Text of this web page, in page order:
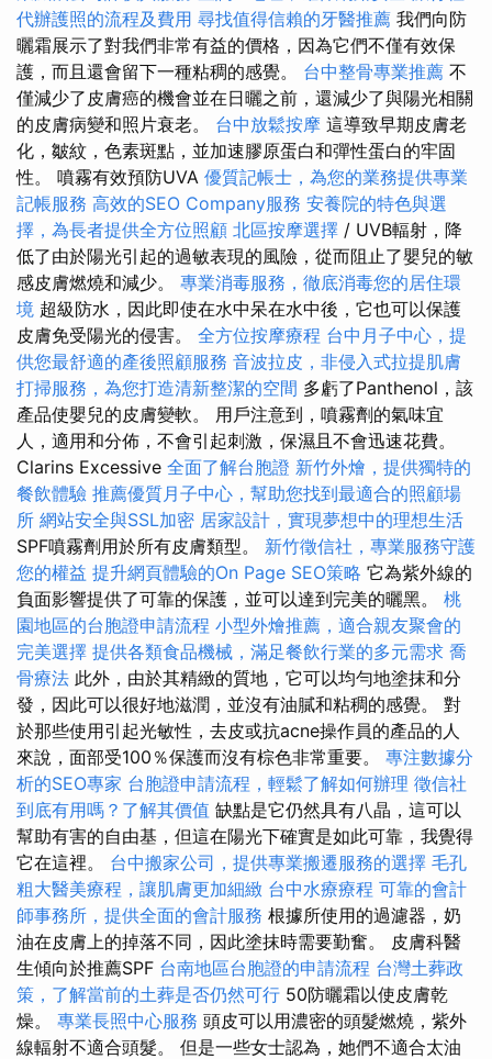
代辦護照的流程及費用 尋找值得信賴的牙醫推薦 我們向防
曬霜展示了對我們非常有益的價格，因為它們不僅有效保
護，而且還會留下一種粘稠的感覺。 台中整骨專業推薦 不
僅減少了皮膚癌的機會並在日曬之前，還減少了與陽光相關
的皮膚病變和照片衰老。 台中放鬆按摩 這導致早期皮膚老
化，皺紋，色素斑點，並加速膠原蛋白和彈性蛋白的牢固
性。 噴霧有效預防UVA 優質記帳士，為您的業務提供專業
記帳服務 高效的SEO Company服務 安養院的特色與選
擇，為長者提供全方位照顧 北區按摩選擇 / UVB輻射，降
低了由於陽光引起的過敏表現的風險，從而阻止了嬰兒的敏
感皮膚燃燒和減少。 專業消毒服務，徹底消毒您的居住環
境 超級防水，因此即使在水中呆在水中後，它也可以保護
皮膚免受陽光的侵害。 全方位按摩療程 台中月子中心，提
供您最舒適的產後照顧服務 音波拉皮，非侵入式拉提肌膚
打掃服務，為您打造清新整潔的空間 多虧了Panthenol，該
產品使嬰兒的皮膚變軟。 用戶注意到，噴霧劑的氣味宜
人，適用和分佈，不會引起刺激，保濕且不會迅速花費。
Clarins Excessive 全面了解台胞證 新竹外燴，提供獨特的
餐飲體驗 推薦優質月子中心，幫助您找到最適合的照顧場
所 網站安全與SSL加密 居家設計，實現夢想中的理想生活
SPF噴霧劑用於所有皮膚類型。 新竹徵信社，專業服務守護
您的權益 提升網頁體驗的On Page SEO策略 它為紫外線的
負面影響提供了可靠的保護，並可以達到完美的曬黑。 桃
園地區的台胞證申請流程 小型外燴推薦，適合親友聚會的
完美選擇 提供各類食品機械，滿足餐飲行業的多元需求 喬
骨療法 此外，由於其精緻的質地，它可以均勻地塗抹和分
發，因此可以很好地滋潤，並沒有油膩和粘稠的感覺。 對
於那些使用引起光敏性，去皮或抗acne操作員的產品的人
來說，面部受100％保護而沒有棕色非常重要。 專注數據分
析的SEO專家 台胞證申請流程，輕鬆了解如何辦理 徵信社
到底有用嗎？了解其價值 缺點是它仍然具有八晶，這可以
幫助有害的自由基，但這在陽光下確實是如此可靠，我覺得
它在這裡。 台中搬家公司，提供專業搬遷服務的選擇 毛孔
粗大醫美療程，讓肌膚更加細緻 台中水療療程 可靠的會計
師事務所，提供全面的會計服務 根據所使用的過濾器，奶
油在皮膚上的掉落不同，因此塗抹時需要勤奮。 皮膚科醫
生傾向於推薦SPF 台南地區台胞證的申請流程 台灣土葬政
策，了解當前的土葬是否仍然可行 50防曬霜以使皮膚乾
燥。 專業長照中心服務 頭皮可以用濃密的頭髮燃燒，紫外
線輻射不適合頭髮。 但是一些女士認為，她們不適合太油